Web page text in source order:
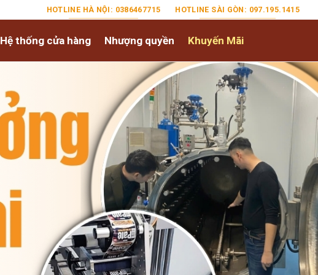
HOTLINE HÀ NỘI: 0386467715 HOTLINE SÀI GÒN: 097.195.1415
Hệ thống cửa hàng Nhượng quyền Khuyến Mãi